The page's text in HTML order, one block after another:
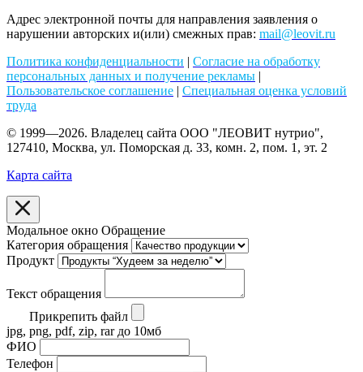
Адрес электронной почты для направления заявления о
нарушении авторских и(или) смежных прав: mail@leovit.ru
Политика конфиденциальности | Согласие на обработку
персональных данных и получение рекламы |
Пользовательское соглашение | Специальная оценка условий
труда
© 1999—2026. Владелец сайта ООО "ЛЕОВИТ нутрио",
127410, Москва, ул. Поморская д. 33, комн. 2, пом. 1, эт. 2
Карта сайта
Модальное окно Обращение
Категория обращения
Продукт
Текст обращения
Прикрепить файл
jpg, png, pdf, zip, rar до 10мб
ФИО
Телефон